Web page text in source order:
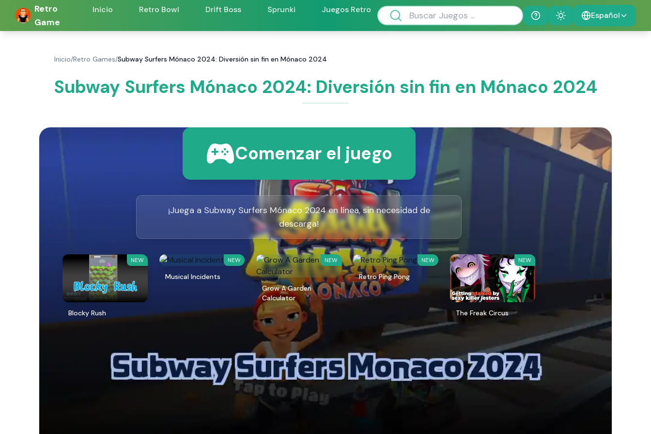
Retro
Game
Inicio Retro Bowl Drift Boss Sprunki
Juegos Retro
Help
Theme Español
Inicio/Retro Games/Subway Surfers Mónaco 2024: Diversión sin fin en Mónaco 2024
Subway Surfers Mónaco 2024: Diversión sin fin en Mónaco 2024
Comenzar el juego
¡Juega a Subway Surfers Mónaco 2024 en línea, sin necesidad de
descarga!
NEW
Blocky Rush
NEW
Musical Incidents
NEW
Grow A Garden
Calculator
NEW
Retro Ping Pong
NEW
The Freak Circus